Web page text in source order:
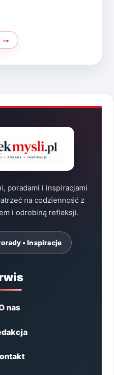
poradami i inspiracjami
na codzienność z
i odrobiną refleksji.
• Inspiracje
nas